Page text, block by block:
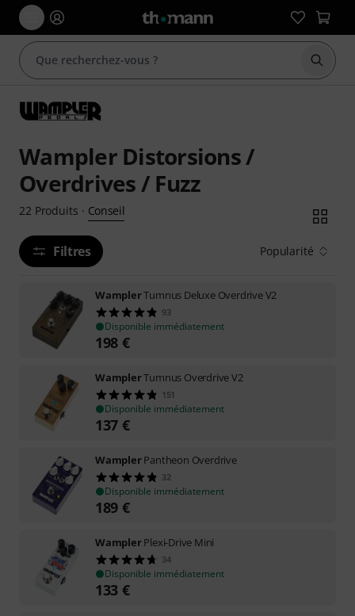
Wampler Distorsions /
Overdrives / Fuzz
22 Produits · Conseil
Filtres Popularité
WamplerTumnus Deluxe Overdrive V2
93
Disponible immédiatement
198 €
WamplerTumnus Overdrive V2
151
Disponible immédiatement
137 €
WamplerPantheon Overdrive
32
Disponible immédiatement
189 €
WamplerPlexi-Drive Mini
34
Disponible immédiatement
133 €